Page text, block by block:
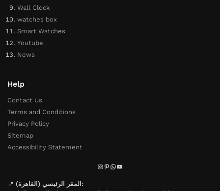
Wall Clock
watches box
Smart Watches
Youtube
News
Help
Contact Us
Terms and Conditions
Privacy Policy
Sitemap
Accessibility Statement
📍
المقر الرئيسي (القاهرة):